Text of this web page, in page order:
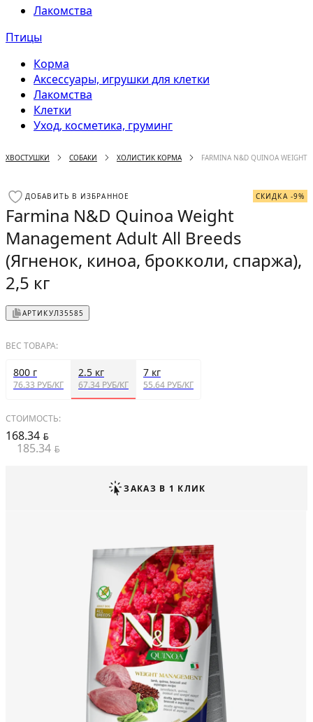
Лакомства
Птицы
Корма
Аксессуары, игрушки для клетки
Лакомства
Клетки
Уход, косметика, груминг
ХВОСТУШКИ СОБАКИ ХОЛИСТИК КОРМА FARMINA N&D QUINOA
ДОБАВИТЬ В ИЗБРАННОЕ СКИДКА -9%
Farmina N&D Quinoa Weight
Management Adult All Breeds
(Ягненок, киноа, брокколи, спаржа),
2,5 кг
АРТИКУЛ35585
ВЕС ТОВАРА:
800 г
76.33 РУБ/КГ
2.5 кг
67.34 РУБ/КГ
7 кг
55.64 РУБ/КГ
СТОИМОСТЬ:
168.34 BYN
185.34 BYN
ЗАКАЗ В 1 КЛИК